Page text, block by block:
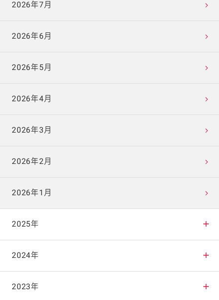
2026年7月
2026年6月
2026年5月
2026年4月
2026年3月
2026年2月
2026年1月
2025年
2025年12月
2025年11月
2024年
2024年12月
2023年